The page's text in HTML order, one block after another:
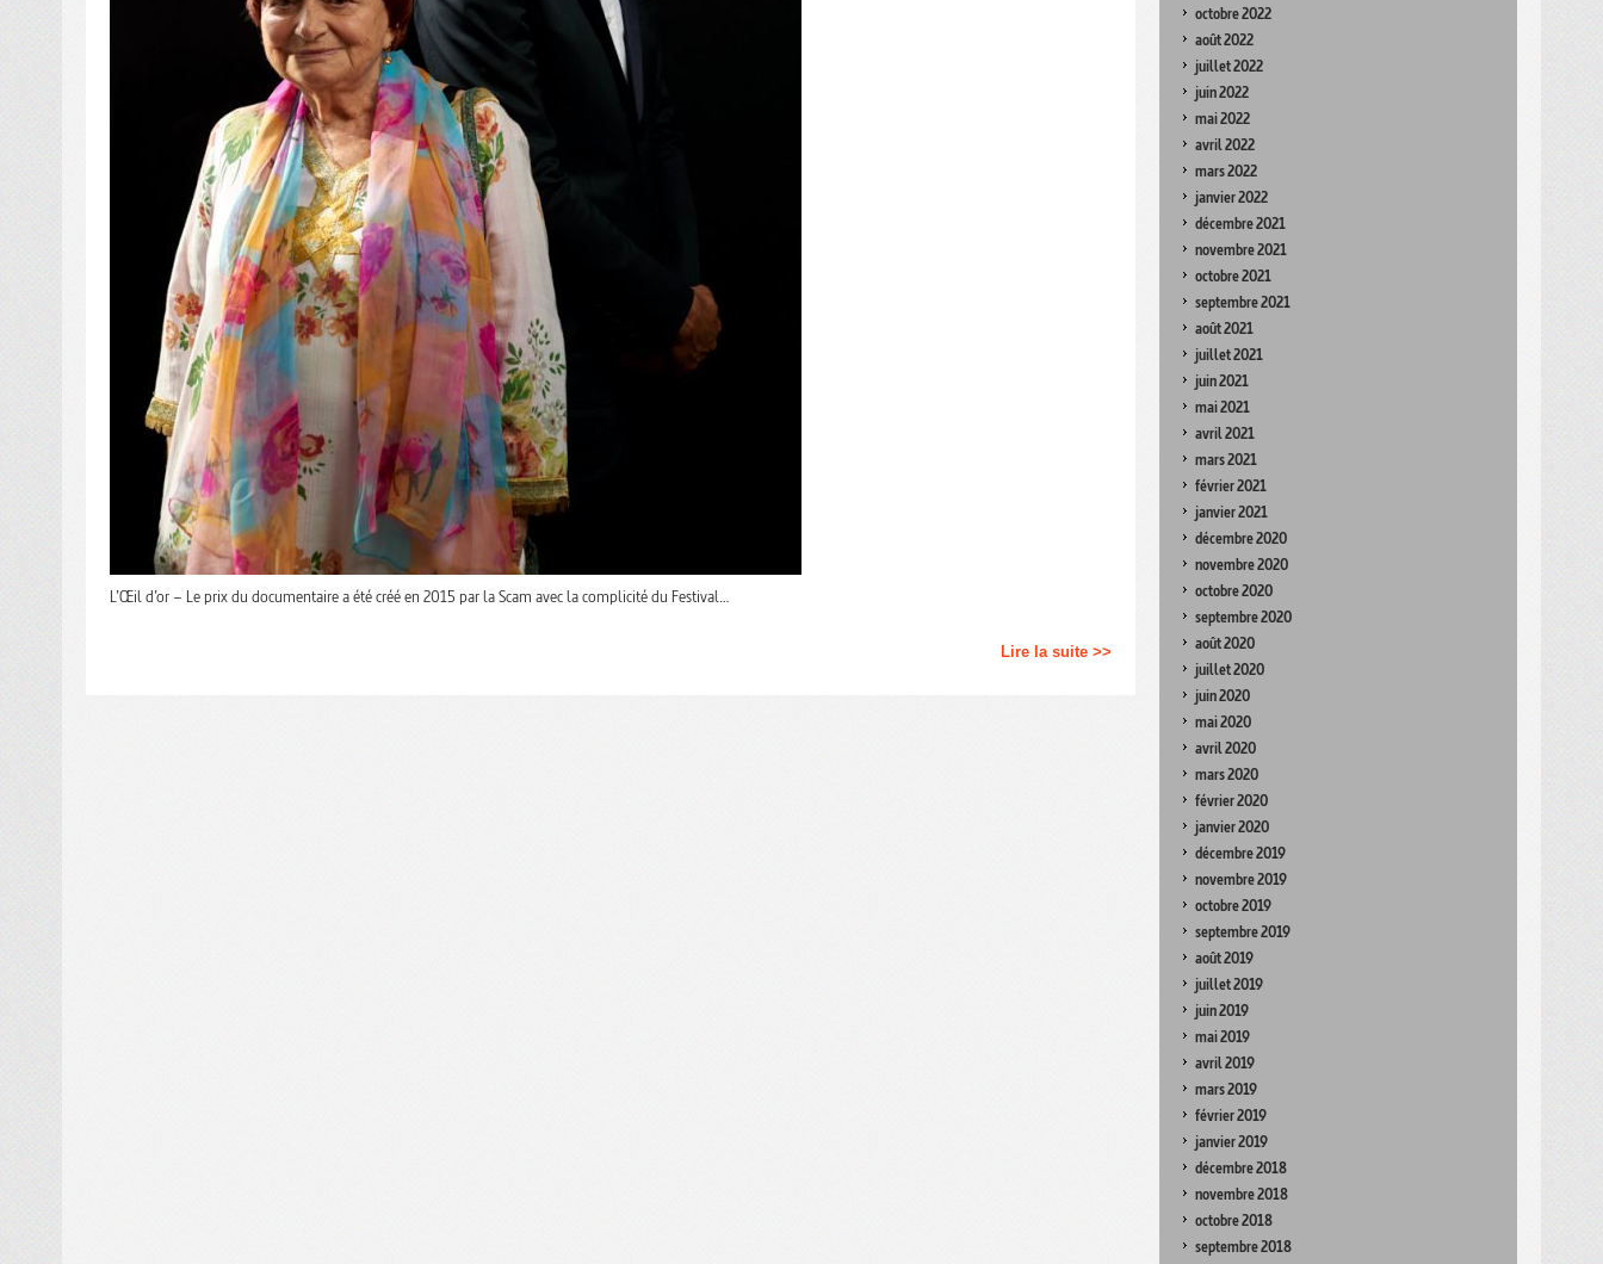
L’Œil d’or – Le prix du documentaire a été créé en 2015 par la Scam avec la complicité du Festival…
Lire la suite >>
octobre 2022
août 2022
juillet 2022
juin 2022
mai 2022
avril 2022
mars 2022
janvier 2022
décembre 2021
novembre 2021
octobre 2021
septembre 2021
août 2021
juillet 2021
juin 2021
mai 2021
avril 2021
mars 2021
février 2021
janvier 2021
décembre 2020
novembre 2020
octobre 2020
septembre 2020
août 2020
juillet 2020
juin 2020
mai 2020
avril 2020
mars 2020
février 2020
janvier 2020
décembre 2019
novembre 2019
octobre 2019
septembre 2019
août 2019
juillet 2019
juin 2019
mai 2019
avril 2019
mars 2019
février 2019
janvier 2019
décembre 2018
novembre 2018
octobre 2018
septembre 2018